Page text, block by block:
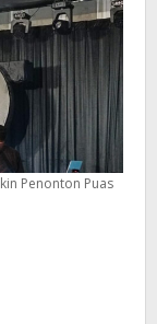
Penonton Puas